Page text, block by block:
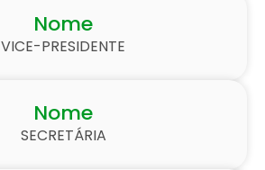
Nome
VICE-PRESIDENTE
Nome
SECRETÁRIA